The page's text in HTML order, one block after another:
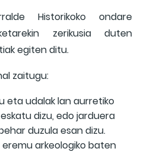
Historikoko ondare
zerikusia duten
egiten ditu.
zaitugu:
eta udalak lan aurretiko
dizu, edo jarduera
duzula esan dizu.
arkeologiko baten